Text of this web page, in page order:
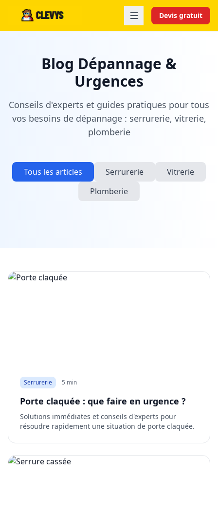
Devis gratuit
Blog Dépannage &
Urgences
Conseils d'experts et guides pratiques pour tous
vos besoins de dépannage : serrurerie, vitrerie,
plomberie
Tous les articles Serrurerie
Vitrerie
Plomberie
Serrurerie 5 min
Porte claquée : que faire en urgence ?
Solutions immédiates et conseils d'experts pour
résoudre rapidement une situation de porte claquée.